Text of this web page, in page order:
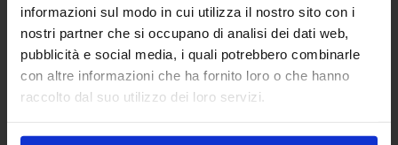
informazioni sul modo in cui utilizza il nostro sito con i
nostri partner che si occupano di analisi dei dati web,
pubblicità e social media, i quali potrebbero combinarle
con altre informazioni che ha fornito loro o che hanno
raccolto dal suo utilizzo dei loro servizi.
Senaf srl
+ 39 051.325511
+ 39 02.332039460